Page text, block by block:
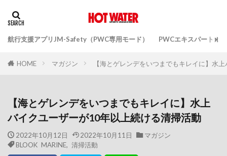
航行支援アプリJM-Safety（PWC専用モード） PWCエキスパートガ
HOME マガジン 【海とゲレンデをいつまでもキレイに】水
【海とゲレンデをいつまでもキレイに】水上
バイクユーザーが10年以上続ける清掃活動
2022年10月12日 2022年10月11日
マガジン
BLOOK MARINE, 清掃活動